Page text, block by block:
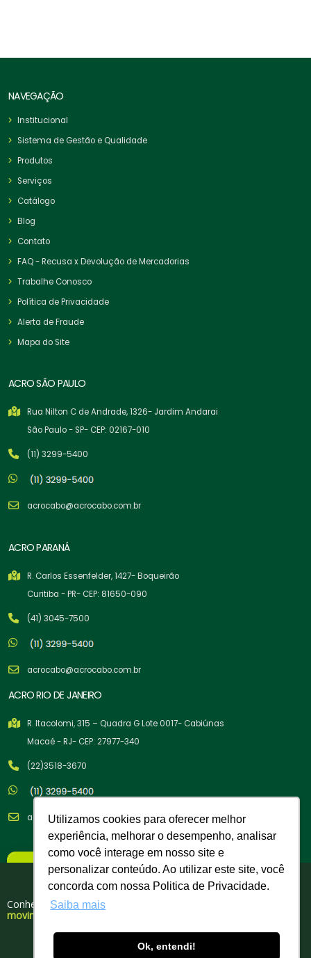
Tem cupom para você!
Conheça nosso portfólio de produtos para
movimentação, elevação e amarração de cargas.
DOWNLOAD GRATUITO
Utilizamos cookies para oferecer melhor
experiência, melhorar o desempenho, analisar
como você interage em nosso site e
personalizar conteúdo. Ao utilizar este site, você
concorda com nossa Politica de Privacidade.
Saiba mais
Ok, entendi!
NAVEGAÇÃO
Institucional
Sistema de Gestão e Qualidade
Produtos
Serviços
Catálogo
Blog
Contato
FAQ - Recusa x Devolução de Mercadorias
Trabalhe Conosco
Política de Privacidade
Alerta de Fraude
Mapa do Site
ACRO SÃO PAULO
Rua Nilton C de Andrade, 1326- Jardim Andarai
São Paulo - SP- CEP: 02167-010
(11) 3299-5400
acrocabo@acrocabo.com.br
ACRO PARANÁ
R. Carlos Essenfelder, 1427- Boqueirão
Curitiba - PR- CEP: 81650-090
(41) 3045-7500
acrocabo@acrocabo.com.br
ACRO RIO DE JANEIRO
R. Itacolomi, 315 – Quadra G Lote 0017- Cabiúnas
Macaé - RJ- CEP: 27977-340
(22)3518-3670
acrocabo@acrocabo.com.br
Copyright © 2026 Acro Cabos de Aço Indústria e Comércio LTDA. -
03.358.329/0004-60| Todos os Direitos Reservados. Desenvolvido por
×
Nova Política Comercial
A partir de 02/02/26
Compra Mínima: R$ 500,00